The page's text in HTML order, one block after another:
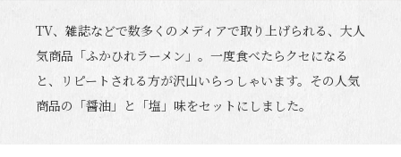
TV、雑誌などで数多くのメディアで取り上げられる、大人
気商品「ふかひれラーメン」。一度食べたらクセになる
と、リピートされる方が沢山いらっしゃいます。その人気
商品の「醤油」と「塩」味をセットにしました。